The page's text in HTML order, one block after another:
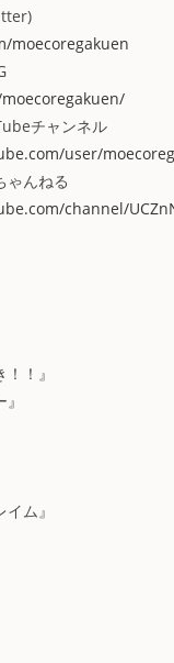
moecoregakuen
チャンネル
user/
ゃんねる
channel/
！』
ム』